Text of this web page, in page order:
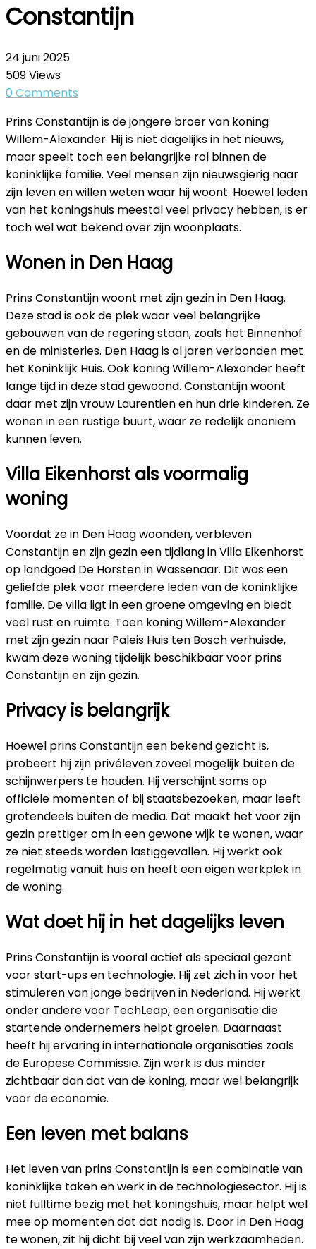
Constantijn
24 juni 2025
509Views
0 Comments
Prins Constantijn is de jongere broer van koning
Willem-Alexander. Hij is niet dagelijks in het nieuws,
maar speelt toch een belangrijke rol binnen de
koninklijke familie. Veel mensen zijn nieuwsgierig naar
zijn leven en willen weten waar hij woont. Hoewel leden
van het koningshuis meestal veel privacy hebben, is er
toch wel wat bekend over zijn woonplaats.
Wonen in Den Haag
Prins Constantijn woont met zijn gezin in Den Haag.
Deze stad is ook de plek waar veel belangrijke
gebouwen van de regering staan, zoals het Binnenhof
en de ministeries. Den Haag is al jaren verbonden met
het Koninklijk Huis. Ook koning Willem-Alexander heeft
lange tijd in deze stad gewoond. Constantijn woont
daar met zijn vrouw Laurentien en hun drie kinderen. Ze
wonen in een rustige buurt, waar ze redelijk anoniem
kunnen leven.
Villa Eikenhorst als voormalig
woning
Voordat ze in Den Haag woonden, verbleven
Constantijn en zijn gezin een tijdlang in Villa Eikenhorst
op landgoed De Horsten in Wassenaar. Dit was een
geliefde plek voor meerdere leden van de koninklijke
familie. De villa ligt in een groene omgeving en biedt
veel rust en ruimte. Toen koning Willem-Alexander
met zijn gezin naar Paleis Huis ten Bosch verhuisde,
kwam deze woning tijdelijk beschikbaar voor prins
Constantijn en zijn gezin.
Privacy is belangrijk
Hoewel prins Constantijn een bekend gezicht is,
probeert hij zijn privéleven zoveel mogelijk buiten de
schijnwerpers te houden. Hij verschijnt soms op
officiële momenten of bij staatsbezoeken, maar leeft
grotendeels buiten de media. Dat maakt het voor zijn
gezin prettiger om in een gewone wijk te wonen, waar
ze niet steeds worden lastiggevallen. Hij werkt ook
regelmatig vanuit huis en heeft een eigen werkplek in
de woning.
Wat doet hij in het dagelijks leven
Prins Constantijn is vooral actief als speciaal gezant
voor start-ups en technologie. Hij zet zich in voor het
stimuleren van jonge bedrijven in Nederland. Hij werkt
onder andere voor TechLeap, een organisatie die
startende ondernemers helpt groeien. Daarnaast
heeft hij ervaring in internationale organisaties zoals
de Europese Commissie. Zijn werk is dus minder
zichtbaar dan dat van de koning, maar wel belangrijk
voor de economie.
Een leven met balans
Het leven van prins Constantijn is een combinatie van
koninklijke taken en werk in de technologiesector. Hij is
niet fulltime bezig met het koningshuis, maar helpt wel
mee op momenten dat dat nodig is. Door in Den Haag
te wonen, zit hij dicht bij veel van zijn werkzaamheden.